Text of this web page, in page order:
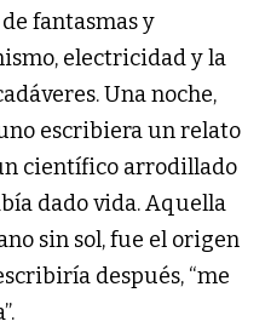
fantasmas y
electricidad y la
Una noche,
escribiera un relato
científico arrodillado
dado vida. Aquella
sin sol, fue el origen
después, “me